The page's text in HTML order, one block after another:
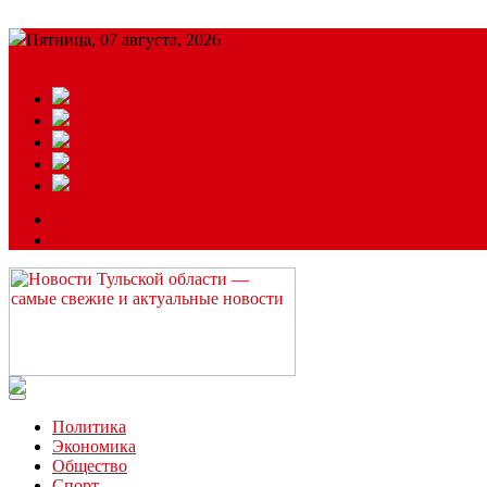
Пятница, 07 августа, 2026
Читайте последние новости дня в Тульской области на сайте
Политика
Экономика
Общество